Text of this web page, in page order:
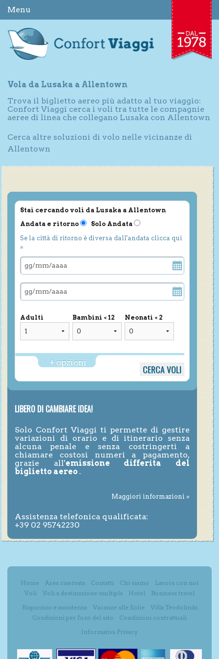
Menu
Vola da Lusaka a Allentown
Trova il biglietto aereo più adatto al tuo viaggio:
Confort Viaggi cerca i voli tra tutte le compagnie
aeree di linea che collegano Lusaka con Allentown
Cerca altre soluzioni di volo nelle vicinanze di
Allentown
Stai cercando voli da Lusaka a Allentown
Andata e ritorno
Solo Andata
Se la città di ritorno è diversa dall'andata clicca qui
»
Adulti Bambini < 12 Neonati < 2
+ opzioni
LIBERO DI CAMBIARE IDEA!
Solo Confort Viaggi ti permette di gestire
variazioni di orario e di itinerario senza
alcuna penale e senza costringerti a
chiamare costosi numeri a pagamento,
grazie all'emissione differita del
biglietto aereo .
Maggiori informazioni »
Assistenza telefonica qualificata:
+39 02 95742230
Home Area riservata Contatti Chi siamo
Lavora con noi
Voli
Voli a destinazione multipla Hotel
Business travel
Risparmio e assistenza
Vacanze alle Eolie
Villa Teodolinda
Condizioni per l'uso del sito
Condizioni contrattuali
Informativa Privacy